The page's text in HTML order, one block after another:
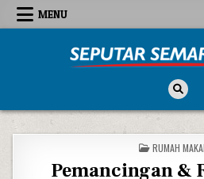
Skip to content
MENU
POSTED IN
RUMAH
Pemancingan &